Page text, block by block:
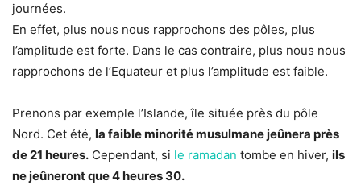
journées.
En effet, plus nous nous rapprochons des pôles, plus
l’amplitude est forte. Dans le cas contraire, plus nous nous
rapprochons de l’Equateur et plus l’amplitude est faible.
Prenons par exemple l’Islande, île située près du pôle
Nord. Cet été, la faible minorité musulmane jeûnera près
de 21 heures. Cependant, si le ramadan tombe en hiver, ils
ne jeûneront que 4 heures 30.